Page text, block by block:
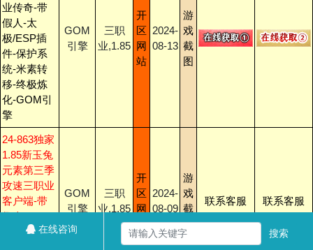
业传奇-带
假人-太
极/ESP插
件-保护系
统-米素转
移-终极炼
化-GOM引
擎
GOM
引擎
三职
业,1.85
开
区
网
站
2024-
08-13
游
戏
截
图
24-863独家
1.85新玉兔
元素第三季
攻速三职业
客户端-带
假人-ESP
插件-自动
GOM
引擎
三职
业,1.85
开
区
网
站
2024-
08-09
游
戏
截
图
联系客服 联系客服
在线咨询 搜索